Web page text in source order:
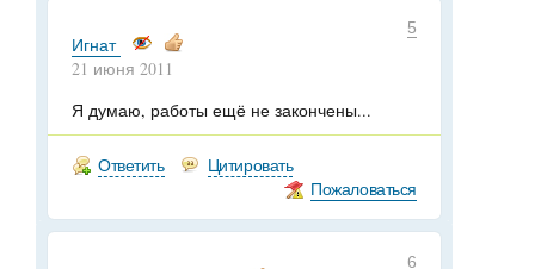
5
Игнат
21 июня 2011
Я думаю, работы ещё не закончены...
Ответить
Цитировать
Пожаловаться
6